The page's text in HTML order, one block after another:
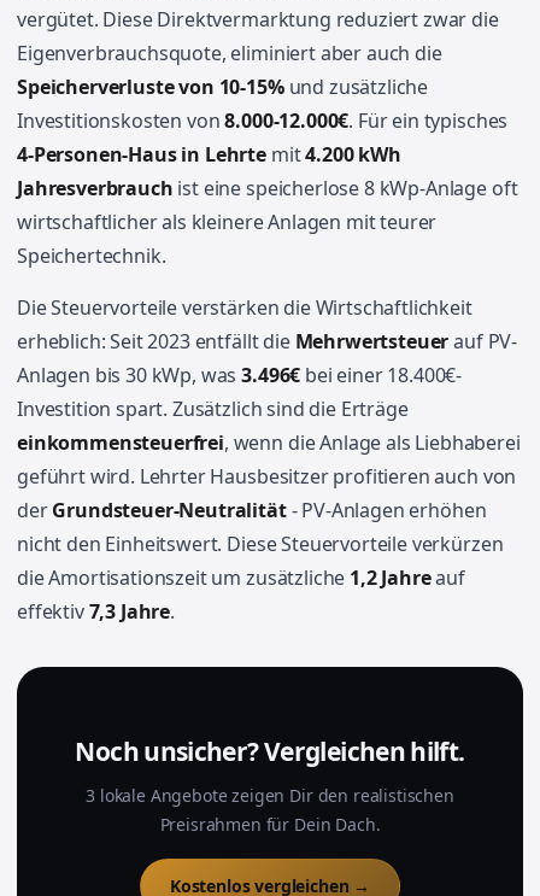
vergütet. Diese Direktvermarktung reduziert zwar die
Eigenverbrauchsquote, eliminiert aber auch die
Speicherverluste von 10-15%und zusätzliche
Investitionskosten von8.000-12.000€. Für ein typisches
4-Personen-Haus in Lehrte mit4.200 kWh
Jahresverbrauch ist eine speicherlose 8 kWp-Anlage oft
wirtschaftlicher als kleinere Anlagen mit teurer
Speichertechnik.
Die Steuervorteile verstärken die Wirtschaftlichkeit
erheblich: Seit 2023 entfällt die Mehrwertsteuerauf PV-
Anlagen bis 30 kWp, was3.496€ bei einer 18.400€-
Investition spart. Zusätzlich sind die Erträge
einkommensteuerfrei, wenn die Anlage als Liebhaberei
geführt wird. Lehrter Hausbesitzer profitieren auch von
derGrundsteuer-Neutralität- PV-Anlagen erhöhen
nicht den Einheitswert. Diese Steuervorteile verkürzen
die Amortisationszeit um zusätzliche 1,2 Jahreauf
effektiv7,3 Jahre.
Noch unsicher? Vergleichen hilft.
3 lokale Angebote zeigen Dir den realistischen
Preisrahmen für Dein Dach.
Kostenlos vergleichen →